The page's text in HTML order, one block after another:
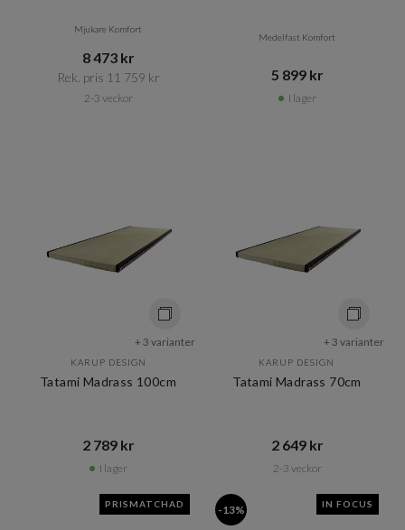
Mjukare Komfort
8 473 kr​​
Rek. pris 11 759 kr​​
2-3 veckor
Medelfast Komfort
5 899 kr​​
I lager
+ 3 varianter
KARUP DESIGN
Tatami Madrass 100cm
2 789 kr​​
I lager
+ 3 varianter
KARUP DESIGN
Tatami Madrass 70cm
2 649 kr​​
2-3 veckor
PRISMATCHAD -13% IN FOCUS